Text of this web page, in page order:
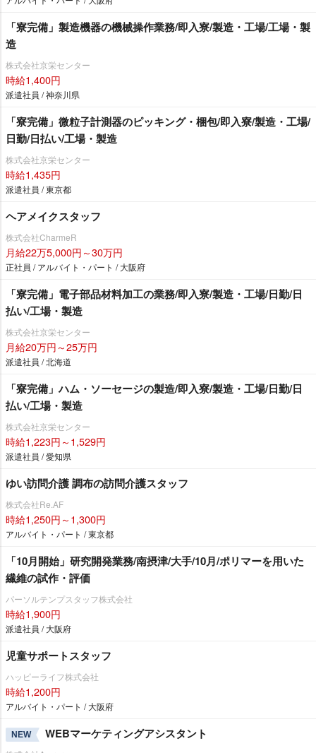
「寮完備」製造機器の機械操作業務/即入寮/製造・工場/工場・製
造
株式会社京栄センター
時給1,400円
派遣社員 / 神奈川県
「寮完備」微粒子計測器のピッキング・梱包/即入寮/製造・工場/
日勤/日払い/工場・製造
株式会社京栄センター
時給1,435円
派遣社員 / 東京都
ヘアメイクスタッフ
株式会社CharmeR
月給22万5,000円～30万円
正社員 / アルバイト・パート / 大阪府
「寮完備」電子部品材料加工の業務/即入寮/製造・工場/日勤/日
払い/工場・製造
株式会社京栄センター
月給20万円～25万円
派遣社員 / 北海道
「寮完備」ハム・ソーセージの製造/即入寮/製造・工場/日勤/日
払い/工場・製造
株式会社京栄センター
時給1,223円～1,529円
派遣社員 / 愛知県
ゆい訪問介護 調布の訪問介護スタッフ
株式会社Re.AF
時給1,250円～1,300円
アルバイト・パート / 東京都
「10月開始」研究開発業務/南摂津/大手/10月/ポリマーを用いた
繊維の試作・評価
パーソルテンプスタッフ株式会社
時給1,900円
派遣社員 / 大阪府
児童サポートスタッフ
ハッピーライフ株式会社
時給1,200円
アルバイト・パート / 大阪府
NEW WEBマーケティングアシスタント